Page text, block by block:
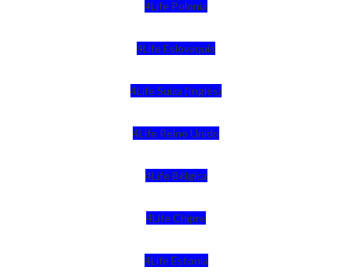
4Life Polonia
4Life Eslovaquia
4Life Suiza (Inglés)
4Life Reino Unido
4Life Bélgica
4Life Chipre
4Life Estonia